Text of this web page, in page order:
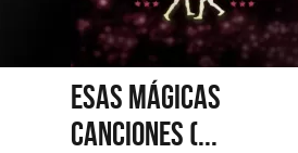
ESAS MÁGICAS
CANCIONES (...